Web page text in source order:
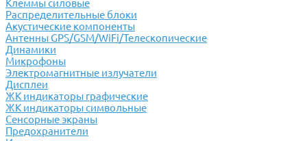
Клеммы силовые
Распределительные блоки
Акустические компоненты
Антенны GPS/GSM/WiFi/Телескопические
Динамики
Микрофоны
Электромагнитные излучатели
Дисплеи
ЖК индикаторы графические
ЖК индикаторы символьные
Сенсорные экраны
Предохранители